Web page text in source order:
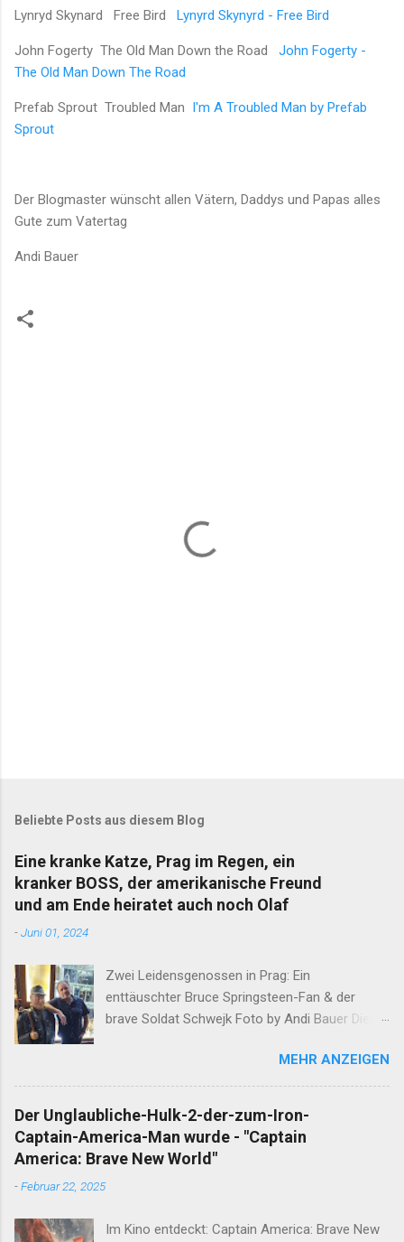
Lynryd Skynard Free Bird Lynyrd Skynyrd - Free Bird
John Fogerty The Old Man Down the Road John Fogerty -
The Old Man Down The Road
Prefab Sprout Troubled Man
I'm A Troubled Man by Prefab
Sprout
Der Blogmaster wünscht allen Vätern, Daddys und Papas alles
Gute zum Vatertag
Andi Bauer
Beliebte Posts aus diesem Blog
Eine kranke Katze, Prag im Regen, ein
kranker BOSS, der amerikanische Freund
und am Ende heiratet auch noch Olaf
-Juni 01, 2024
Zwei Leidensgenossen in Prag: Ein
enttäuschter Bruce Springsteen-Fan & der
brave Soldat Schwejk Foto by Andi Bauer Dieser
lange abgeschlossen. Unfassbare Ereignisse
innerhalb einer Woche verlangen jedoch eine
neuerliche Öffnung. Ergänzend darf erwähnt
werden, dass Alan am Ende dieser
Wahnsinnswoche seine Frau Mutter anrief. Er
eingekriegt hat, sagte Sie den entscheidenden
MEHR ANZEIGEN
Der Unglaubliche-Hulk-2-der-zum-Iron-
Captain-America-Man wurde - "Captain
America: Brave New World"
-Februar 22, 2025
Im Kino entdeckt: Captain America: Brave New